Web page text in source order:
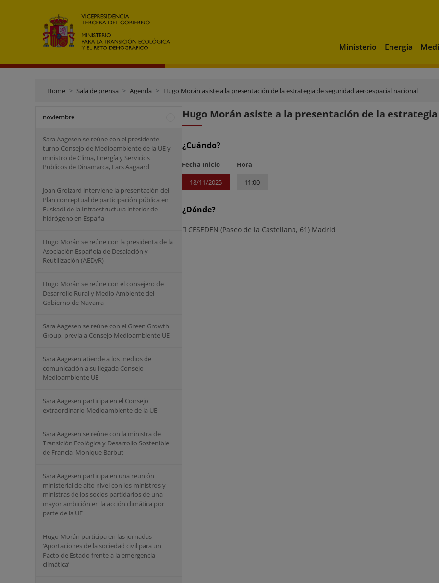
Ministerio Energía
Home Sala de prensa Agenda Hugo Morán asiste a la presentación de la estrategia de seguridad aeroespacial nacional
noviembre
Sara Aagesen se reúne con el presidente
turno Consejo de Medioambiente de la UE y
ministro de Clima, Energía y Servicios
Públicos de Dinamarca, Lars Aagaard
Joan Groizard interviene la presentación del
Plan conceptual de participación pública en
Euskadi de la Infraestructura interior de
hidrógeno en España
Hugo Morán se reúne con la presidenta de la
Asociación Española de Desalación y
Reutilización (AEDyR)
Hugo Morán se reúne con el consejero de
Desarrollo Rural y Medio Ambiente del
Gobierno de Navarra
Sara Aagesen se reúne con el Green Growth
Group, previa a Consejo Medioambiente UE
Sara Aagesen atiende a los medios de
comunicación a su llegada Consejo
Medioambiente UE
Sara Aagesen participa en el Consejo
extraordinario Medioambiente de la UE
Sara Aagesen se reúne con la ministra de
Transición Ecológica y Desarrollo Sostenible
de Francia, Monique Barbut
Sara Aagesen participa en una reunión
ministerial de alto nivel con los ministros y
ministras de los socios partidarios de una
mayor ambición en la acción climática por
parte de la UE
Hugo Morán participa en las jornadas
‘Aportaciones de la sociedad civil para un
Pacto de Estado frente a la emergencia
climática’
Hugo Morán asiste a la presentación de la
¿Cuándo?
Fecha Inicio
18/11/2025
Hora
11:00
¿Dónde?
CESEDEN (Paseo de la Castellana, 61) Madrid